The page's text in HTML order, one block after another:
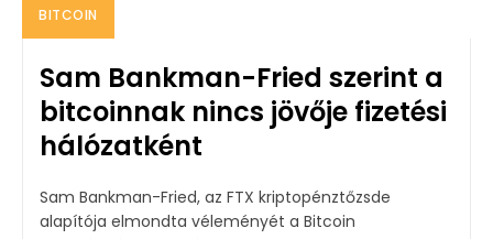
BITCOIN
Sam Bankman-Fried szerint a
bitcoinnak nincs jövője fizetési
hálózatként
Sam Bankman-Fried, az FTX kriptopénztőzsde
alapítója elmondta véleményét a Bitcoin